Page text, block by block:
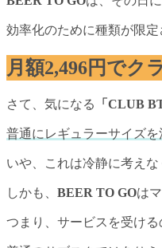
効率化のために種類が限
月額2,496円でク
さて、気になる 「CLUB
普通にレギュラーサイズを
いや、これは冷静に考え
しかも、 BEER TO GOは
つまり、サービスを受ける